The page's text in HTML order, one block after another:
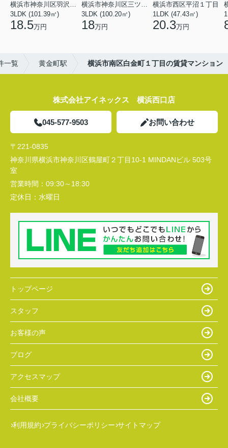
横浜市神奈川区羽沢南１丁目
3LDK (101.39㎡)
18.5万円
横浜市神奈川区三ツ沢上町
3LDK (100.20㎡)
18万円
横浜市西区平沼１丁目
1LDK (47.43㎡)
20.3万円
一覧 黄金町駅 横浜市南区白金町１丁目の賃貸マンション
株式会社アイネックス 横浜西口店
045-577-9503 お問い合わせ
〒221-0835
神奈川県横浜市神奈川区鶴屋町２丁目10-1 MINDANビル 503号
室
営業時間： 09:30～18:30
定休日： 水曜日
トップページ
スタッフ
お客様の声
ブログ
アクセスマップ
会社概要
利用規約 プライバシーポリシー サイトマップ